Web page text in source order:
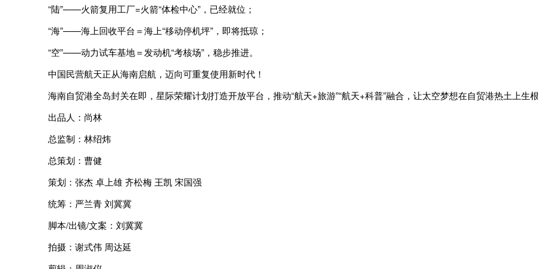
“陆”——火箭复用工厂=火箭“体检中心”，已经就位；
“海”——海上回收平台＝海上“移动停机坪”，即将抵琼；
“空”——动力试车基地＝发动机“考核场”，稳步推进。
中国民营航天正从海南启航，迈向可重复使用新时代！
海南自贸港全岛封关在即，星际荣耀计划打造开放平台，推动“航天+旅游”“航天+科普”融合，让太空梦想在自贸港热土上生
出品人：尚林
总监制：林绍炜
总策划：曹健
策划：张杰 卓上雄 齐松梅 王凯 宋国强
统筹：严兰青 刘冀冀
脚本/出镜/文案：刘冀冀
拍摄：谢式伟 周达延